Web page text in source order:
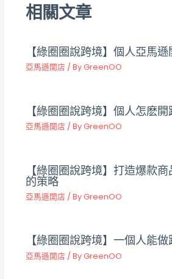
相關文章
【綠圈圈說跨境】個人亞馬
亞馬遜開店 / ByGreenOO
【綠圈圈說跨境】個人怎麽
亞馬遜開店 / ByGreenOO
【綠圈圈說跨境】打造爆款
的策略
亞馬遜開店 / ByGreenOO
【綠圈圈說跨境】一個人能
亞馬遜開店 / ByGreenOO